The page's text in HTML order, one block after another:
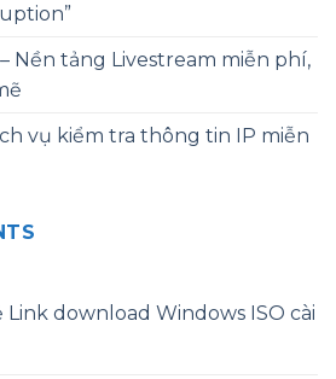
Nền tảng Livestream miễn phí,
vụ kiểm tra thông tin IP miễn
Link download Windows ISO cài